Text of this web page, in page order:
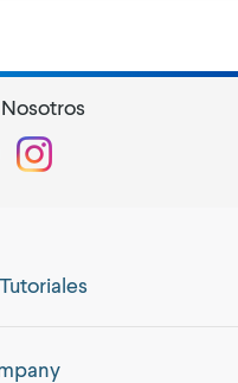
Instagram